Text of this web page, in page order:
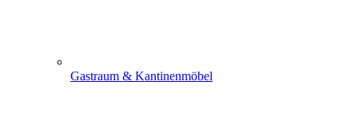
Gastraum & Kantinenmöbel